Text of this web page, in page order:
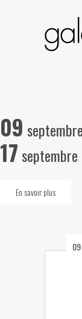
09
17
En savoir plus
09